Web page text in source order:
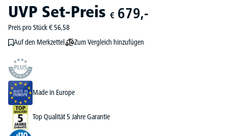
UVP Set-Preis € 679,-
Preis pro Stück€ 56,58
Auf den Merkzettel
Zum Vergleich hinzufügen
Made in Europe
Top Qualität 5 Jahre Garantie